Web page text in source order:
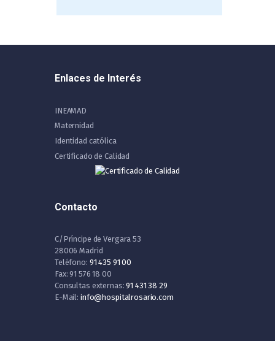
Enlaces de Interés
INEAMAD
Maternidad
Identidad católica
Certificado de Calidad
Contacto
C/Príncipe de Vergara 53
28006 Madrid
Teléfono: 91 435 91 00
Fax: 91 576 18 00
Consultas externas:91 431 38 29
E-Mail: info@hospitalrosario.com